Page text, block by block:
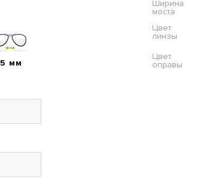
Ширина
моста
Цвет
линзы
Цвет
оправы
мм